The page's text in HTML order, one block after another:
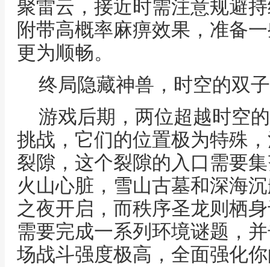
聚雷云，接近时需注意规避
附带高概率麻痹效果，准备
更为顺畅。
终局隐藏神兽，时空的双子
游戏后期，两位超越时空
挑战，它们的位置极为特殊
裂隙，这个裂隙的入口需要
火山心脏，雪山古墓和深海
之夜开启，而秩序圣龙则栖
需要完成一系列环境谜题，
场战斗强度极高，全面强化